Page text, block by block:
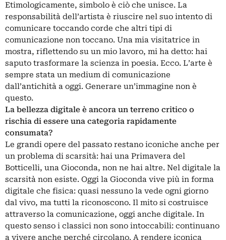
Etimologicamente, simbolo è ciò che unisce. La
responsabilità dell’artista è riuscire nel suo intento di
comunicare toccando corde che altri tipi di
comunicazione non toccano. Una mia visitatrice in
mostra, riflettendo su un mio lavoro, mi ha detto: hai
saputo trasformare la scienza in poesia. Ecco. L’arte è
sempre stata un medium di comunicazione
dall’antichità a oggi. Generare un’immagine non è
questo.
La bellezza digitale è ancora un terreno critico o
rischia di essere una categoria rapidamente
consumata?
Le grandi opere del passato restano iconiche anche per
un problema di scarsità: hai una Primavera del
Botticelli, una Gioconda, non ne hai altre. Nel digitale la
scarsità non esiste. Oggi la Gioconda vive più in forma
digitale che fisica: quasi nessuno la vede ogni giorno
dal vivo, ma tutti la riconoscono. Il mito si costruisce
attraverso la comunicazione, oggi anche digitale. In
questo senso i classici non sono intoccabili: continuano
a vivere anche perché circolano. A rendere iconica